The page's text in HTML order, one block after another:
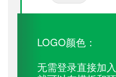
LOGO颜色：
无需登录直接加